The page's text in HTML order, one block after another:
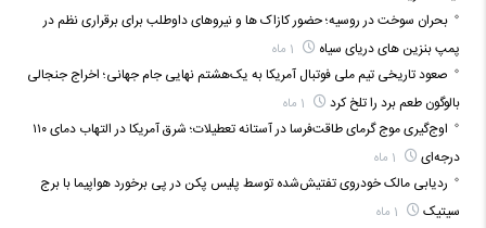
بحران سوخت در روسیه؛ حضور کازاک‌ ها و نیروهای داوطلب برای برقراری نظم در
پمپ بنزین‌ های دریای سیاه
صعود تاریخی تیم ملی فوتبال آمریکا به یک‌هشتم نهایی جام جهانی؛ اخراج جنجالی
بالوگون طعم برد را تلخ کرد
اوج‌گیری موج گرمای طاقت‌فرسا در آستانه تعطیلات؛ شرق آمریکا در التهاب دمای ۱۱۰
درجه‌ای
ردیابی مالک خودروی تفتیش‌شده توسط پلیس پکن در پی برخورد هواپیما با برج
سیتیک